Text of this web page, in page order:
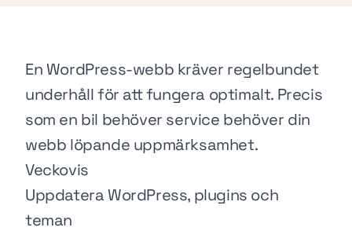
En WordPress-webb kräver regelbundet
underhåll för att fungera optimalt. Precis
som en bil behöver service behöver din
webb löpande uppmärksamhet.
Veckovis
Uppdatera WordPress, plugins och
teman